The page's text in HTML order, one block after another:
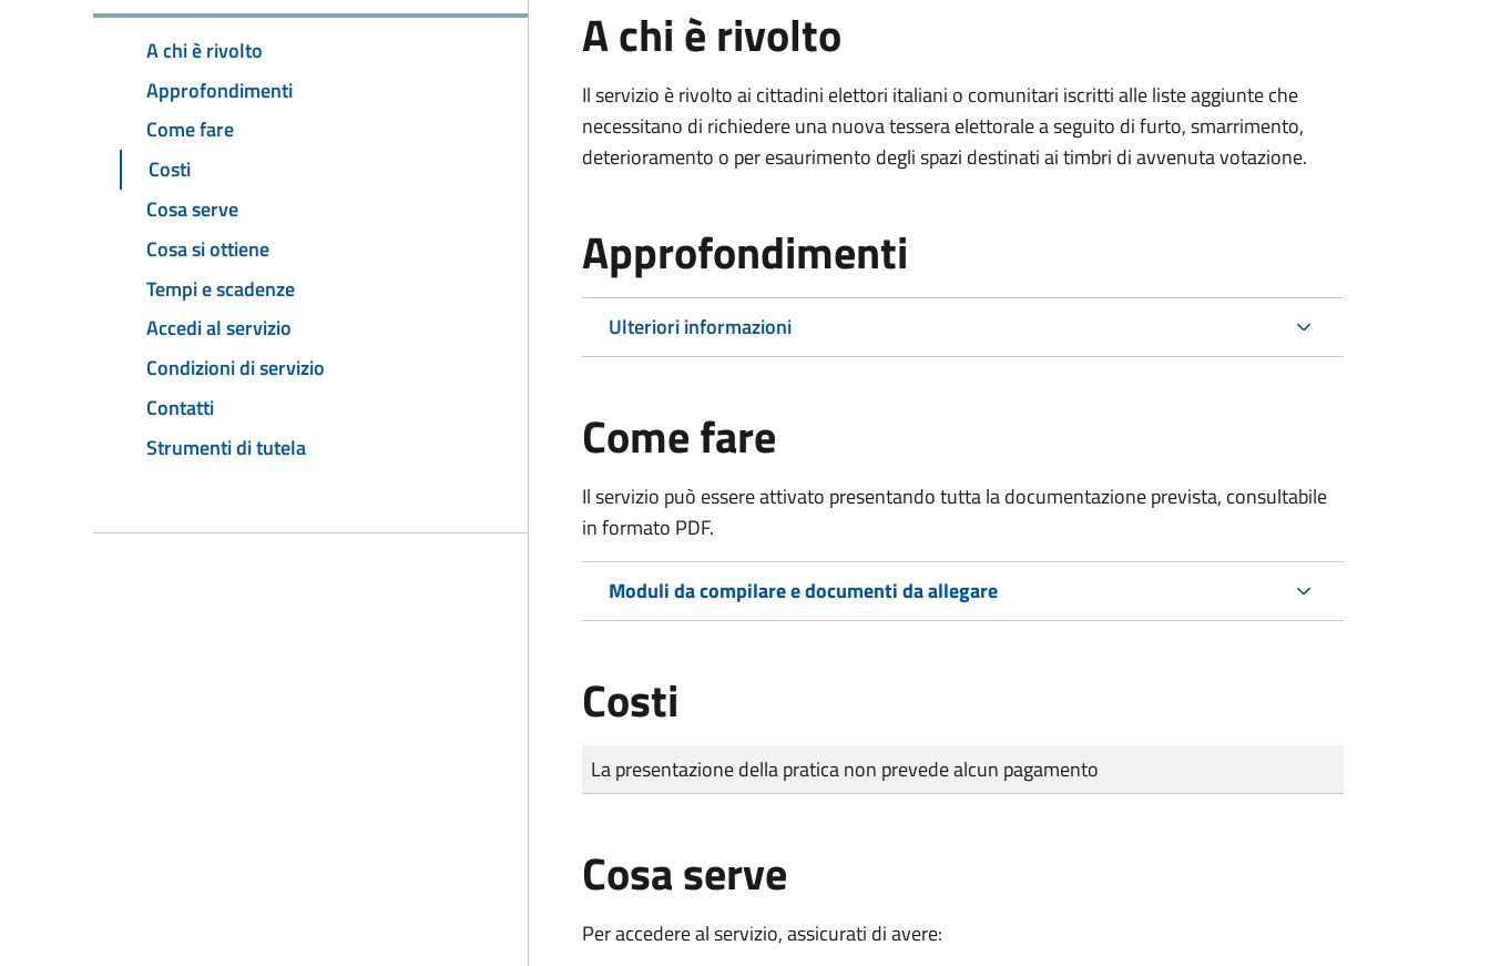
A chi è rivolto
Approfondimenti
Come fare
Costi
Cosa serve
Cosa si ottiene
Tempi e scadenze
Accedi al servizio
Condizioni di servizio
Contatti
Strumenti di tutela
A chi è rivolto
Il servizio è rivolto ai cittadini elettori italiani o comunitari iscritti alle liste aggiunte che
necessitano di richiedere una nuova tessera elettorale a seguito di furto, smarrimento,
deterioramento o per esaurimento degli spazi destinati ai timbri di avvenuta votazione.
Approfondimenti
Ulteriori informazioni
Come fare
Il servizio può essere attivato presentando tutta la documentazione prevista, consultabile
in formato PDF.
Moduli da compilare e documenti da allegare
Costi
Tipo di pagamento
Importo
La presentazione della pratica non prevede alcun pagamento
Cosa serve
Per accedere al servizio, assicurati di avere: